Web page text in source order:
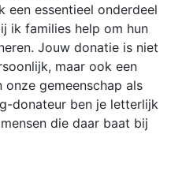
essentieel onderdeel
ik families help om hun
Jouw donatie is niet
maar ook een
gemeenschap als
donateur ben je letterlijk
die daar baat bij